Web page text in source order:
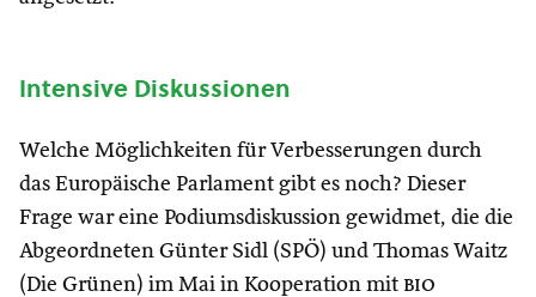
Intensive Diskussionen
Welche Möglichkeiten für Verbesserungen durch
das Europäische Parlament gibt es noch? Dieser
Frage war eine Podiumsdiskussion gewidmet, die die
Abgeordneten Günter Sidl (SPÖ) und Thomas Waitz
(Die Grünen) im Mai in Kooperation mit bio